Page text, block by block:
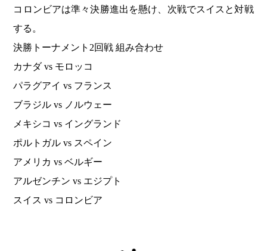
コロンビアは準々決勝進出を懸け、次戦でスイスと対戦
する。
決勝トーナメント2回戦 組み合わせ
カナダ vs モロッコ
パラグアイ vs フランス
ブラジル vs ノルウェー
メキシコ vs イングランド
ポルトガル vs スペイン
アメリカ vs ベルギー
アルゼンチン vs エジプト
スイス vs コロンビア